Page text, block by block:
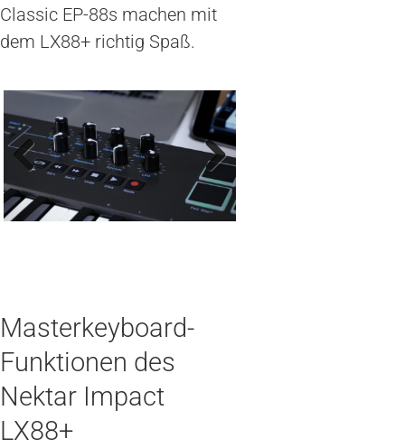
Classic EP-88s machen mit
dem LX88+ richtig Spaß.
Previous Next
Masterkeyboard-
Funktionen des
Nektar Impact
LX88+